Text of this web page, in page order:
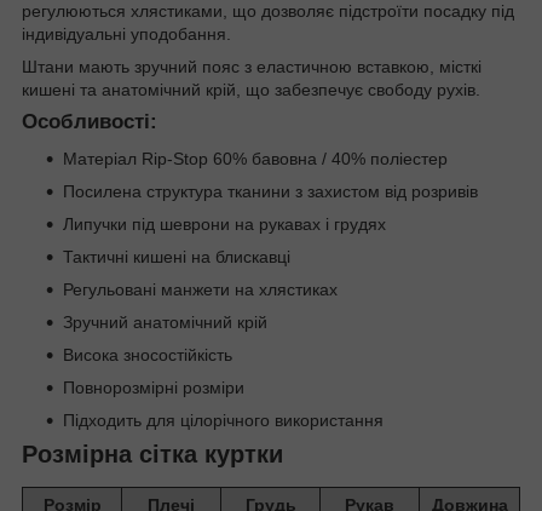
регулюються хлястиками, що дозволяє підстроїти посадку під
індивідуальні уподобання.
Штани мають зручний пояс з еластичною вставкою, місткі
кишені та анатомічний крій, що забезпечує свободу рухів.
Особливості:
Матеріал Rip-Stop 60% бавовна / 40% поліестер
Посилена структура тканини з захистом від розривів
Липучки під шеврони на рукавах і грудях
Тактичні кишені на блискавці
Регульовані манжети на хлястиках
Зручний анатомічний крій
Висока зносостійкість
Повнорозмірні розміри
Підходить для цілорічного використання
Розмірна сітка куртки
Розмір Плечі Грудь Рукав
Довжина